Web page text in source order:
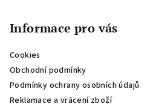
Informace pro vás
Cookies
Obchodní podmínky
Podmínky ochrany osobních údajů
Reklamace a vrácení zboží